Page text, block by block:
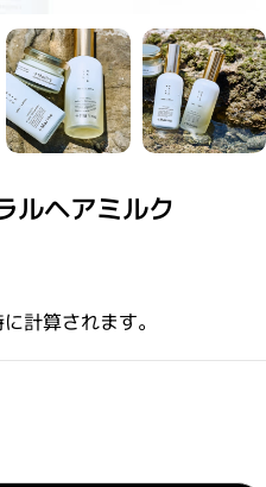
ルヘアミルク
計算されます。